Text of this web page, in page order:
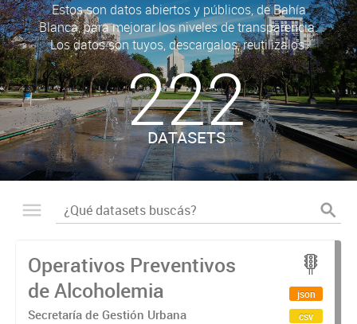
Estos son datos abiertos y públicos, de Bahía
Blanca, para mejorar los niveles de transparencia.
Los datos son tuyos, descargalos, reutilizalos.
222
DATASETS
Operativos Preventivos
de Alcoholemia
Secretaría de Gestión Urbana
json
csv